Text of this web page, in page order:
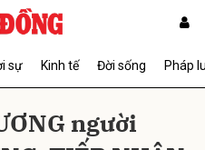
sự Kinh tế Đời sống Pháp
người